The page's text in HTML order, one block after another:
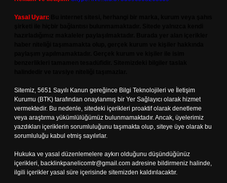
Yasal Uyarı:
Sitemiz, 5651 Sayılı Kanun gereğince Bilgi Teknolojileri ve İletişim
Kurumu (BTK) tarafından onaylanmış bir Yer Sağlayıcı olarak hizmet
vermektedir. Bu nedenle, sitedeki içerikleri proaktif olarak denetleme
veya araştırma yükümlülüğümüz bulunmamaktadır. Ancak, üyelerimiz
yazdıkları içeriklerin sorumluluğunu taşımakta olup, siteye üye olarak bu
sorumluluğu kabul etmiş sayılırlar.
Hukuka ve yasal düzenlemelere aykırı olduğunu düşündüğünüz
içerikleri, backlinkpanelicomtr@gmail.com adresine bildirmeniz halinde,
ilgili içerikler yasal süre içerisinde sitemizden kaldırılacaktır.